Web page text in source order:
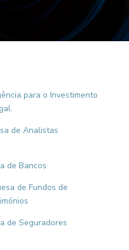
para o Investimento
de Analistas
de Bancos
de Fundos de
de Seguradores